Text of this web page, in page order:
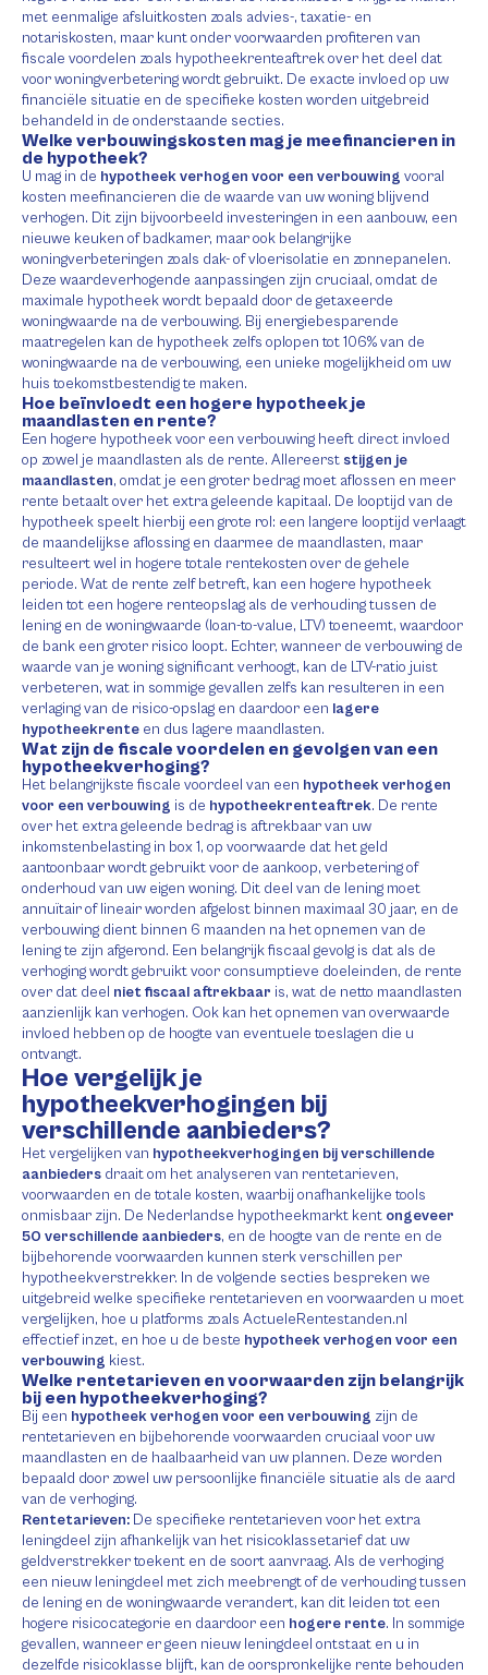
met eenmalige afsluitkosten zoals advies-, taxatie- en
notariskosten, maar kunt onder voorwaarden profiteren van
fiscale voordelen zoals hypotheekrenteaftrek over het deel dat
voor woningverbetering wordt gebruikt. De exacte invloed op uw
financiële situatie en de specifieke kosten worden uitgebreid
behandeld in de onderstaande secties.
Welke verbouwingskosten mag je meefinancieren in
de hypotheek?
U mag in de hypotheek verhogen voor een verbouwing vooral
kosten meefinancieren die de waarde van uw woning blijvend
verhogen. Dit zijn bijvoorbeeld investeringen in een aanbouw, een
nieuwe keuken of badkamer, maar ook belangrijke
woningverbeteringen zoals dak- of vloerisolatie en zonnepanelen.
Deze waardeverhogende aanpassingen zijn cruciaal, omdat de
maximale hypotheek wordt bepaald door de getaxeerde
woningwaarde na de verbouwing. Bij energiebesparende
maatregelen kan de hypotheek zelfs oplopen tot 106% van de
woningwaarde na de verbouwing, een unieke mogelijkheid om uw
huis toekomstbestendig te maken.
Hoe beïnvloedt een hogere hypotheek je
maandlasten en rente?
Een hogere hypotheek voor een verbouwing heeft direct invloed
op zowel je maandlasten als de rente. Allereerst stijgen je
maandlasten, omdat je een groter bedrag moet aflossen en meer
rente betaalt over het extra geleende kapitaal. De looptijd van de
hypotheek speelt hierbij een grote rol: een langere looptijd verlaagt
de maandelijkse aflossing en daarmee de maandlasten, maar
resulteert wel in hogere totale rentekosten over de gehele
periode. Wat de rente zelf betreft, kan een hogere hypotheek
leiden tot een hogere renteopslag als de verhouding tussen de
lening en de woningwaarde (loan-to-value, LTV) toeneemt, waardoor
de bank een groter risico loopt. Echter, wanneer de verbouwing de
waarde van je woning significant verhoogt, kan de LTV-ratio juist
verbeteren, wat in sommige gevallen zelfs kan resulteren in een
verlaging van de risico-opslag en daardoor een lagere
hypotheekrente en dus lagere maandlasten.
Wat zijn de fiscale voordelen en gevolgen van een
hypotheekverhoging?
Het belangrijkste fiscale voordeel van een hypotheek verhogen
voor een verbouwing is de hypotheekrenteaftrek. De rente
over het extra geleende bedrag is aftrekbaar van uw
inkomstenbelasting in box 1, op voorwaarde dat het geld
aantoonbaar wordt gebruikt voor de aankoop, verbetering of
onderhoud van uw eigen woning. Dit deel van de lening moet
annuïtair of lineair worden afgelost binnen maximaal 30 jaar, en de
verbouwing dient binnen 6 maanden na het opnemen van de
lening te zijn afgerond. Een belangrijk fiscaal gevolg is dat als de
verhoging wordt gebruikt voor consumptieve doeleinden, de rente
over dat deel niet fiscaal aftrekbaar is, wat de netto maandlasten
aanzienlijk kan verhogen. Ook kan het opnemen van overwaarde
invloed hebben op de hoogte van eventuele toeslagen die u
ontvangt.
Hoe vergelijk je
hypotheekverhogingen bij
verschillende aanbieders?
Het vergelijken van hypotheekverhogingen bij verschillende
aanbieders draait om het analyseren van rentetarieven,
voorwaarden en de totale kosten, waarbij onafhankelijke tools
onmisbaar zijn. De Nederlandse hypotheekmarkt kent ongeveer
50 verschillende aanbieders, en de hoogte van de rente en de
bijbehorende voorwaarden kunnen sterk verschillen per
hypotheekverstrekker. In de volgende secties bespreken we
uitgebreid welke specifieke rentetarieven en voorwaarden u moet
vergelijken, hoe u platforms zoals ActueleRentestanden.nl
effectief inzet, en hoe u de beste hypotheek verhogen voor een
verbouwing kiest.
Welke rentetarieven en voorwaarden zijn belangrijk
bij een hypotheekverhoging?
Bij een hypotheek verhogen voor een verbouwing zijn de
rentetarieven en bijbehorende voorwaarden cruciaal voor uw
maandlasten en de haalbaarheid van uw plannen. Deze worden
bepaald door zowel uw persoonlijke financiële situatie als de aard
van de verhoging.
Rentetarieven: De specifieke rentetarieven voor het extra
leningdeel zijn afhankelijk van het risicoklassetarief dat uw
geldverstrekker toekent en de soort aanvraag. Als de verhoging
een nieuw leningdeel met zich meebrengt of de verhouding tussen
de lening en de woningwaarde verandert, kan dit leiden tot een
hogere risicocategorie en daardoor een hogere rente. In sommige
gevallen, wanneer er geen nieuw leningdeel ontstaat en u in
dezelfde risicoklasse blijft, kan de oorspronkelijke rente behouden